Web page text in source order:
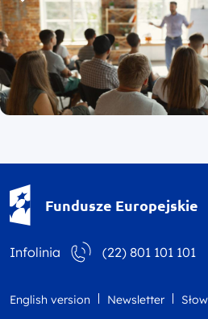
Fundusze Europejskie
Infolinia (22) 801 101 101
English version Newsletter